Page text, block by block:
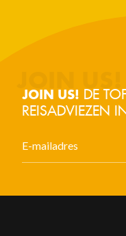
JOIN US! DE
REISADVIEZEN